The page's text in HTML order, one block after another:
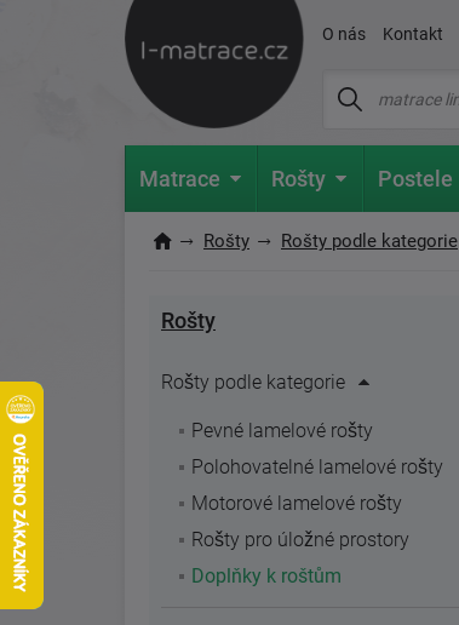
O nás Kontakt
Matrace Rošty Postele
Rošty Rošty podle kategorie
Rošty
Rošty podle kategorie
Pevné lamelové rošty
Polohovatelné lamelové rošty
Motorové lamelové rošty
Rošty pro úložné prostory
Doplňky k roštům